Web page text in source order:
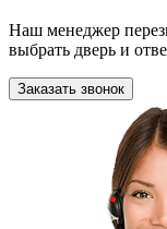
Наш менеджер
выбрать дверь и
Заказать звонок